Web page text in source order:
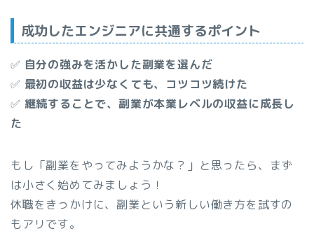
成功したエンジニアに共通するポイント
✅ 自分の強みを活かした副業を選んだ
✅ 最初の収益は少なくても、コツコツ続けた
✅ 継続することで、副業が本業レベルの収益に成長し
た
もし「副業をやってみようかな？」と思ったら、まず
は小さく始めてみましょう！
休職をきっかけに、副業という新しい働き方を試すの
もアリです。